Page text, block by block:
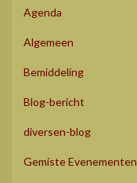
Agenda
Algemeen
Bemiddeling
Blog-bericht
diversen-blog
Gemiste Evenementen